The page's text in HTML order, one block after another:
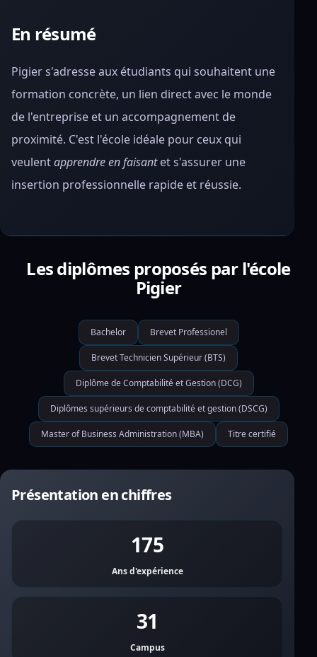
En résumé
Pigier s'adresse aux étudiants qui souhaitent une
formation concrète, un lien direct avec le monde
de l'entreprise et un accompagnement de
proximité. C'est l'école idéale pour ceux qui
veulentapprendre en faisantet s'assurer une
insertion professionnelle rapide et réussie.
Les diplômes proposés par l'école
Pigier
Bachelor Brevet Professionel
Brevet Technicien Supérieur (BTS)
Diplôme de Comptabilité et Gestion (DCG)
Diplômes supérieurs de comptabilité et gestion (DSCG)
Master of Business Administration (MBA) Titre certifié
Présentation en chiffres
175
Ans d'expérience
31
Campus